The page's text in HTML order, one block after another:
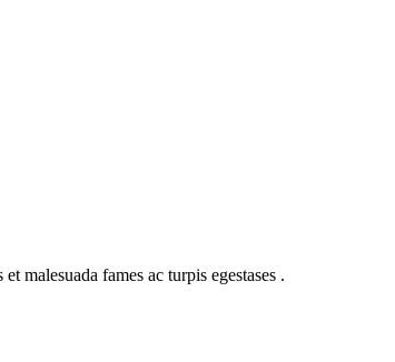
malesuada fames ac turpis egestases .